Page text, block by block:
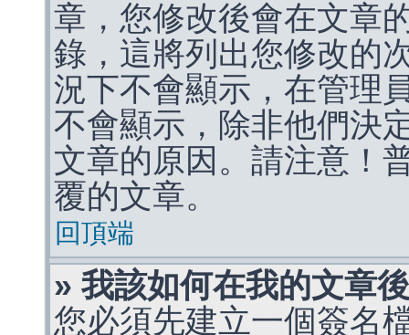
章，您修改後會在文章
錄，這將列出您修改的
況下不會顯示，在管理
不會顯示，除非他們決
文章的原因。請注意！
覆的文章。
回頂端
» 我該如何在我的文章
您必須先建立一個簽名